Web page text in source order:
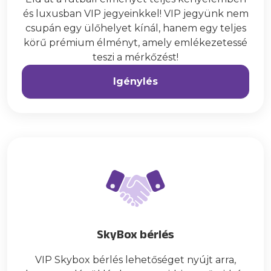
és luxusban VIP jegyeinkkel! VIP jegyünk nem
csupán egy ülőhelyet kínál, hanem egy teljes
körű prémium élményt, amely emlékezetessé
teszi a mérkőzést!
Igénylés
SkyBox bérlés
VIP Skybox bérlés lehetőséget nyújt arra,